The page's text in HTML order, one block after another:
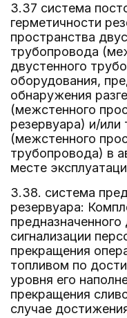
3.37 система
герметичности
пространства
трубопровода
двустенного
оборудования,
обнаружения
(межстенного
резервуара) и/или
(межстенного
трубопровода) в
месте
3.38. система
резервуара:
сигнализации
прекращения
топливом по
уровня его
прекращения
случае